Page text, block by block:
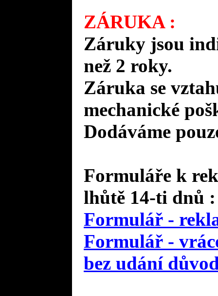
ZÁRUKA :
Záruky jsou
než 2 roky.
Záruka se
mechanické
Dodáváme
Formuláře k
lhůtě 14-ti dnů :
Formulář -
Formulář -
bez udání